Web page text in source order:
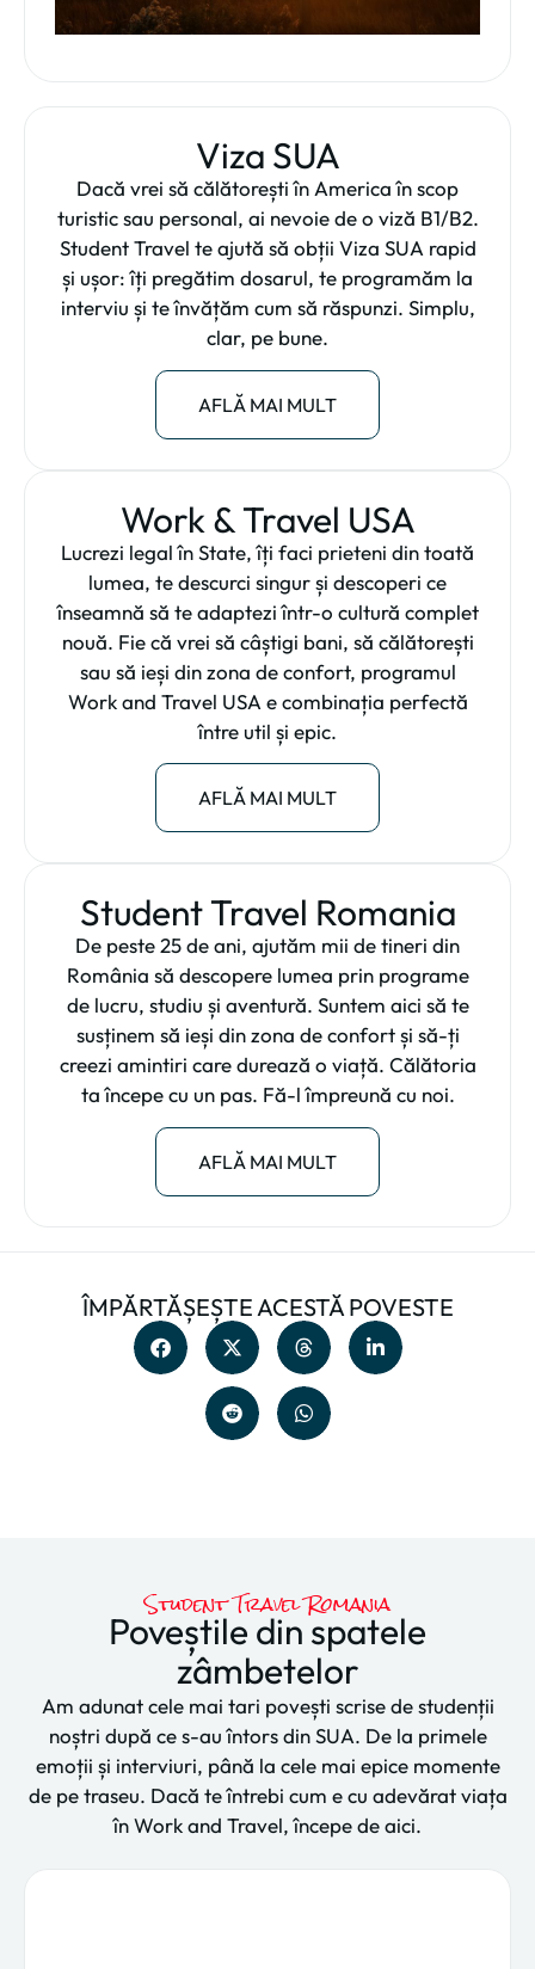
Viza SUA
Dacă vrei să călătorești în America în scop
turistic sau personal, ai nevoie de o viză B1/B2.
Student Travel te ajută să obții Viza SUA rapid
și ușor: îți pregătim dosarul, te programăm la
interviu și te învățăm cum să răspunzi. Simplu,
clar, pe bune.
AFLĂ MAI MULT
Work & Travel USA
Lucrezi legal în State, îți faci prieteni din toată
lumea, te descurci singur și descoperi ce
înseamnă să te adaptezi într-o cultură complet
nouă. Fie că vrei să câștigi bani, să călătorești
sau să ieși din zona de confort, programul
Work and Travel USA e combinația perfectă
între util și epic.
AFLĂ MAI MULT
Student Travel Romania
De peste 25 de ani, ajutăm mii de tineri din
România să descopere lumea prin programe
de lucru, studiu și aventură. Suntem aici să te
susținem să ieși din zona de confort și să-ți
creezi amintiri care durează o viață. Călătoria
ta începe cu un pas. Fă-l împreună cu noi.
AFLĂ MAI MULT
ÎMPĂRTĂȘEȘTE ACESTĂ POVESTE
Student Travel Romania
Poveștile din spatele
zâmbetelor
Am adunat cele mai tari povești scrise de studenții
noștri după ce s-au întors din SUA. De la primele
emoții și interviuri, până la cele mai epice momente
de pe traseu. Dacă te întrebi cum e cu adevărat viața
în Work and Travel, începe de aici.